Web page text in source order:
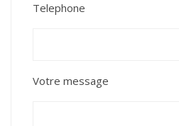
Telephone
Votre message